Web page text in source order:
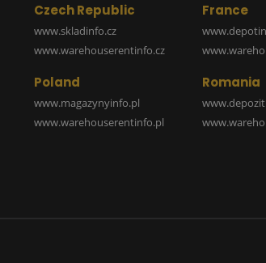
Czech Republic
www.skladinfo.cz
www.warehouserentinfo.cz
France
Poland
www.magazynyinfo.pl
www.warehouserentinfo.pl
Romania